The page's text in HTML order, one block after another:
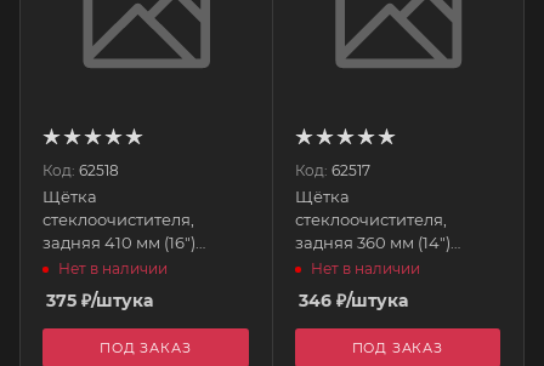
Код: 62518
Щётка
стеклоочистителя,
задняя 410 мм (16")
PHANTOM
Нет в наличии
375 ₽/штука
ПОД ЗАКАЗ
Код: 62517
Щётка
стеклоочистителя,
задняя 360 мм (14")
PHANTOM
Нет в наличии
346₽/штука
ПОД ЗАКАЗ